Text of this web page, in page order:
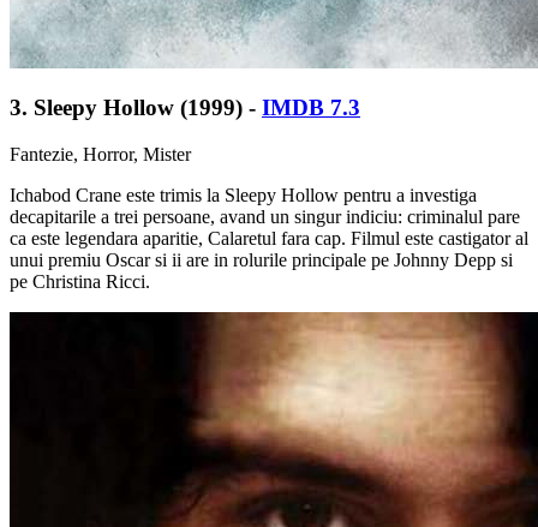
3. Sleepy Hollow (1999) - IMDB 7.3
Fantezie, Horror, Mister
Ichabod Crane este trimis la Sleepy Hollow pentru a investiga
decapitarile a trei persoane, avand un singur indiciu: criminalul pare
ca este legendara aparitie, Calaretul fara cap. Filmul este castigator al
unui premiu Oscar si ii are in rolurile principale pe Johnny Depp si
pe Christina Ricci.